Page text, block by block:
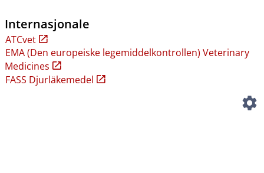
Internasjonale
ATCvet
EMA (Den europeiske legemiddelkontrollen) Veterinary
Medicines
FASS Djurläkemedel